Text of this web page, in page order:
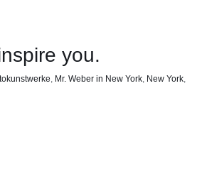
you.
, Mr. Weber in New York, New York,